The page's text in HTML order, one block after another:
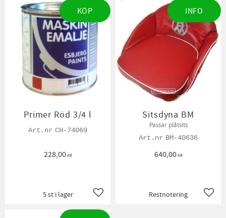
Primer Röd 3/4 l
CH-74069
228,00KR
Lägg till i favoriter
5 st i lager
KÖP
Sitsdyna BM
Passar plåtsits
BM-40636
640,00KR
Restnotering
INFO